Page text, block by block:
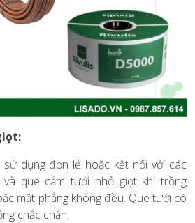
dụng đơn lẻ hoặc kết nối với các
và que cắm tưới nhỏ giọt khi trồng
mặt phẳng không đều. Que tưới có
chắc chắn.